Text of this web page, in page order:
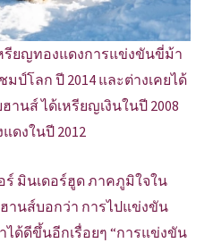
รียญทองแดงการแข่งขันขี่ม้า
ป์โลก ปี 2014 และต่างเคยได้
นส์ ได้เหรียญเงินในปี 2008
ดงในปี 2012
ร์ มินเดอร์ฮูด ภาคภูมิใจใน
นส์บอกว่า การไปแข่งขัน
ด้ดีขึ้นอีกเรื่อยๆ “การแข่งขัน